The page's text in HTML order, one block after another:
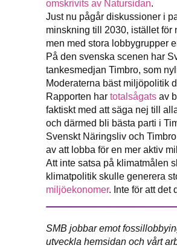
omskrivits av Natursidan.
Just nu pågår diskussioner i
minskning till 2030, istället för
men med stora lobbygrupper
På den svenska scenen har
tankesmedjan Timbro, som
Moderaterna bäst miljöpolitik
Rapporten har totalsågats av
faktiskt med att säga nej till
och därmed bli bästa parti i
Svenskt Näringsliv och
av att lobba för en mer aktiv
Att inte satsa på klimatmålen
klimatpolitik skulle generera
miljöekonomer. Inte för att det
SMB jobbar emot
utveckla hemsidan och vårt